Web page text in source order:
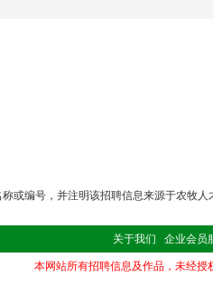
或编号，并注明该招聘信息来源于农牧人
关于我们 企业会员
本网站所有招聘信息及作品，未经